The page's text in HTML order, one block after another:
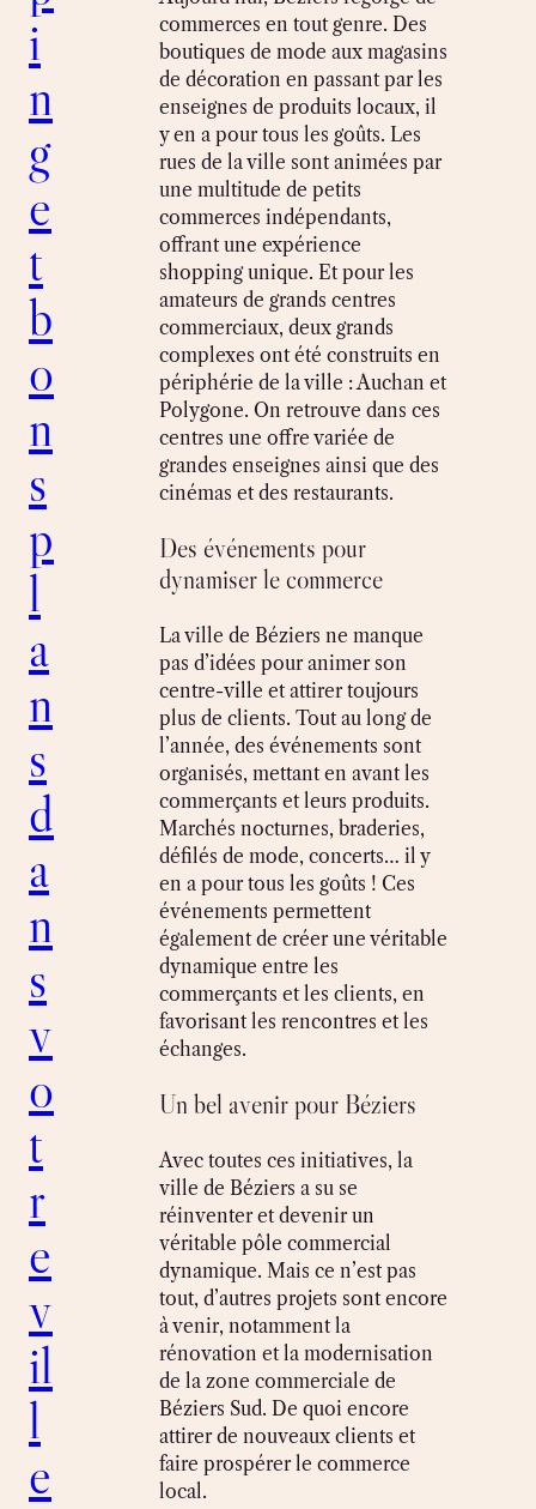
i
n
g
e
t
b
o
n
s
p
l
a
n
s
d
a
n
s
v
o
t
r
e
v
il
l
e
commerces en tout genre. Des
boutiques de mode aux magasins
de décoration en passant par les
enseignes de produits locaux, il
y en a pour tous les goûts. Les
rues de la ville sont animées par
une multitude de petits
commerces indépendants,
offrant une expérience
shopping unique. Et pour les
amateurs de grands centres
commerciaux, deux grands
complexes ont été construits en
périphérie de la ville : Auchan et
Polygone. On retrouve dans ces
centres une offre variée de
grandes enseignes ainsi que des
cinémas et des restaurants.
Des événements pour
dynamiser le commerce
La ville de Béziers ne manque
pas d’idées pour animer son
centre-ville et attirer toujours
plus de clients. Tout au long de
l’année, des événements sont
organisés, mettant en avant les
commerçants et leurs produits.
Marchés nocturnes, braderies,
défilés de mode, concerts… il y
en a pour tous les goûts ! Ces
événements permettent
également de créer une véritable
dynamique entre les
commerçants et les clients, en
favorisant les rencontres et les
échanges.
Un bel avenir pour Béziers
Avec toutes ces initiatives, la
ville de Béziers a su se
réinventer et devenir un
véritable pôle commercial
dynamique. Mais ce n’est pas
tout, d’autres projets sont encore
à venir, notamment la
rénovation et la modernisation
de la zone commerciale de
Béziers Sud. De quoi encore
attirer de nouveaux clients et
faire prospérer le commerce
local.